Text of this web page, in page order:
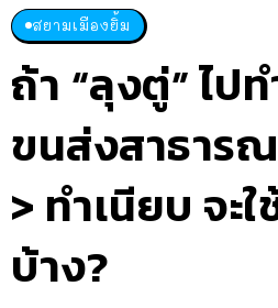
สยามเมืองยิ้ม
ถ้า “ลุงตู่” ไป
ขนส่งสาธาร
> ทำเนียบ จะ
บ้าง?